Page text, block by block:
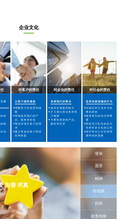
企业文化
作
表
薪
沟
对客户的责任
让客户感到满意
理解客户的远景和战
略
持续提高我们的产
品、服务和价值
预见并满足客户的需
求
建立有效的客户和供
应商联盟
对企业的责任
发展我们的事业
提高长期盈利能力
扩大我们的业务和客
户规模
不断投资新的产品、
服务和支持
对社会的责任
坚持实践道德的行为
以诚实和正直作为处
事的原则
激赏相互的信任和尊
重
鼓励员工队伍的多元
化和对多文化的认同
保护和关心社区和周
围环境的需要
使命
愿景
精神
价值观
目的
改善创新
向善 求真